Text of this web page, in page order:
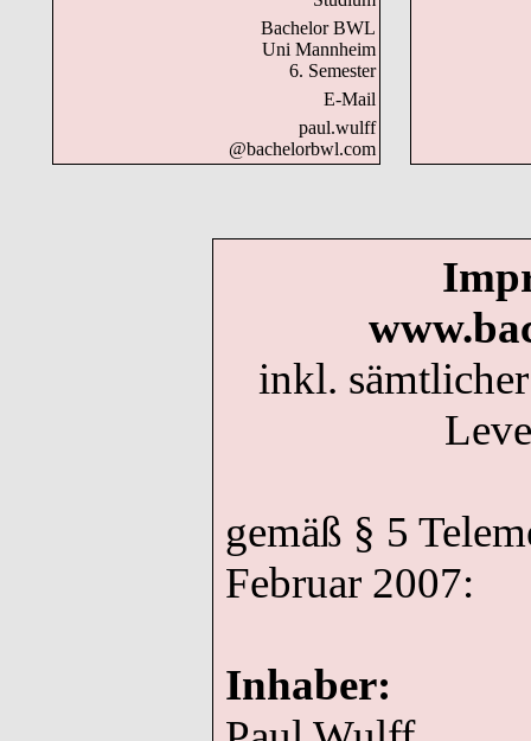
Bachelor BWL
Uni Mannheim
6. Semester
E-Mail
paul.wulff
@bachelorbwl.com
inkl.
gemäß § 5
Februar 2007:
Inhaber: